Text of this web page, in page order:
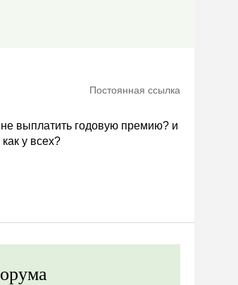
Постоянная ссылка
выплатить годовую премию? и
у всех?